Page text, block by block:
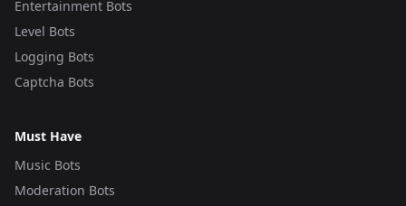
Entertainment Bots
Level Bots
Logging Bots
Captcha Bots
Must Have
Music Bots
Moderation Bots